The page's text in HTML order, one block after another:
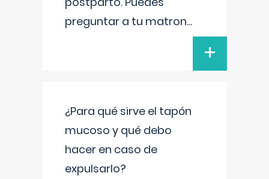
preguntar a tu matron...
+
¿Para qué sirve el tapón
mucoso y qué debo
hacer en caso de
expulsarlo?